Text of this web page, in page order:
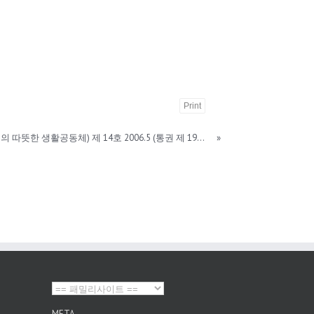
Print
[S22-1] 2006,등대 (자치와 나눔의 따뜻한 생활공동체) 제 14호 2006.5 (통권 제 19호)|YMCA등대생활협동운동 »